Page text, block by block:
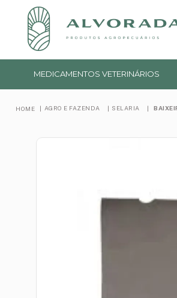
MEDICAMENTOS VETERINÁRIOS
AGRO E FAZENDA SELARIA